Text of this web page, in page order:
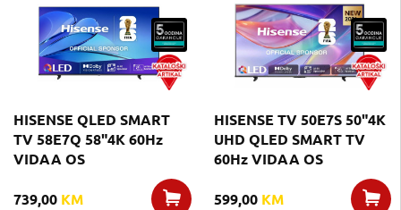
HISENSE QLED SMART
TV 58E7Q 58"4K 60Hz
VIDAA OS
739,00 KM
HISENSE TV 50E7S 50"4K
UHD QLED SMART TV
60Hz VIDAA OS
599,00 KM